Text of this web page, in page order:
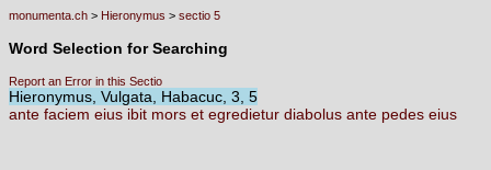
monumenta.ch > Hieronymus > sectio 5
Word Selection for Searching
Report an Error in this Sectio
Hieronymus, Vulgata, Habacuc, 3, 5
ante faciem eius ibit mors et egredietur diabolus ante pedes eius